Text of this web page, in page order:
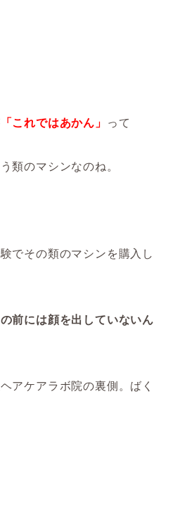
「これではあかん」 って
類のマシンなのね。
でその類のマシンを購入し
前には顔を出していないん
アケアラボ院の裏側。ばく